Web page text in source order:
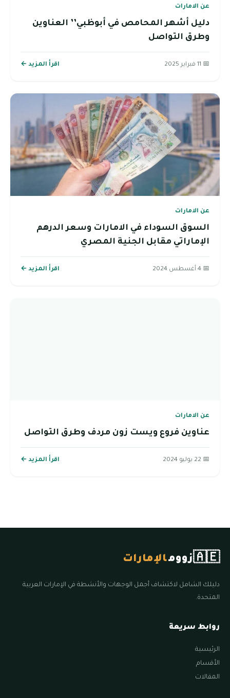
عن الامارات
دليل أشهر المحامص في أبوظبي’’ العناوين
وطرق التواصل
📅 11 فبراير 2025 اقرأ المزيد ←
عن الامارات
السوق السوداء في الامارات وسعر الدرهم
الإماراتي مقابل الجنية المصري
📅 4 أغسطس 2024 اقرأ المزيد ←
عن الامارات
عناوين فروع ويست زون مردف وطرق التواصل
📅 22 يوليو 2024 اقرأ المزيد ←
🇦🇪زوومالإمارات
دليلك الشامل لاكتشاف أجمل الوجهات والأنشطة في الإمارات العربية
المتحدة.
روابط سريعة
الرئيسية
الأقسام
المقالات